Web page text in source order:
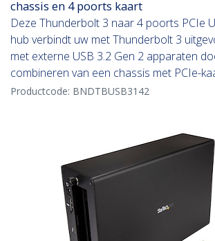
chassis en 4 poorts kaart
Deze Thunderbolt 3 naar 4 poorts PCIe
hub verbindt uw met Thunderbolt 3
met externe USB 3.2 Gen 2 apparaten
combineren van een chassis met PCIe-
Productcode: BNDTBUSB3142